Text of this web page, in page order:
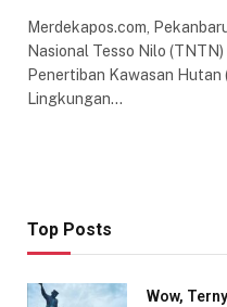
Merdekapos.com,
Nasional Tesso Nilo
Penertiban Kawasan Hutan
Lingkungan…
Top Posts
Wow,